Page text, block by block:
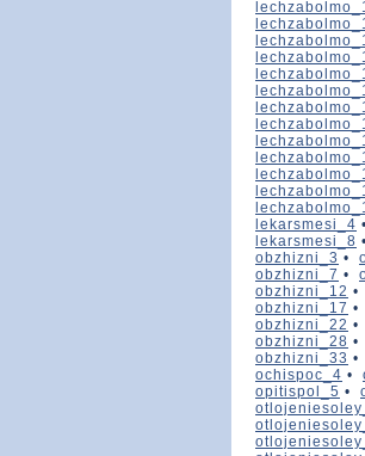
lekarsmesi_4
lekarsmesi_8
obzhizni_3 •
obzhizni_7 •
obzhizni_12
obzhizni_17
obzhizni_22
obzhizni_28
obzhizni_33
ochispoc_4 •
opitispol_5 •